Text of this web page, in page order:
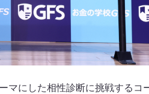
マにした相性診断に挑戦するコ